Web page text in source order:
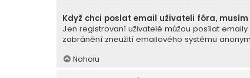
Když chci poslat email uživateli fóra,
Jen registrovaní uživatelé můžou posílat
zabránění zneužití emailového systému
Nahoru